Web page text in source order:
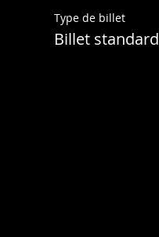
Type de billet
Billet standard